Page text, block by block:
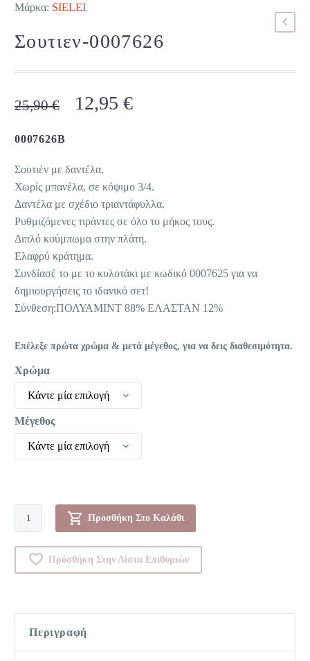
Μάρκα: SIELEI
Σουτιεν-0007626
25,90€
Original
25,90 €.
12,95 €Η
12,95 €.
0007626B
Σουτιέν με δαντέλα.
Χωρίς μπανέλα, σε κόψιμο 3/4.
Δαντέλα με σχέδιο τριαντάφυλλα.
Ρυθμιζόμενες τιράντες σε όλο το μήκος τους.
Διπλό κούμπωμα στην πλάτη.
Ελαφρύ κράτημα.
Συνδίασέ το με το κυλοτάκι με κωδικό 0007625 για να
δημιουργήσεις το ιδανικό σετ!
Σύνθεση:ΠΟΛΥΑΜΙΝΤ 88% ΕΛΑΣΤΑΝ 12%
Επέλεξε πρώτα χρώμα & μετά μέγεθος, για να δεις διαθεσιμότητα.
Χρώμα
Κάντε μία επιλογή
Μέγεθος
Κάντε μία επιλογή
Σουτιεν-0007626
ποσότητα
Προσθήκη Στο Καλάθι
Πρόσθήκη Στην Λίστα Επιθυμιών
Περιγραφή